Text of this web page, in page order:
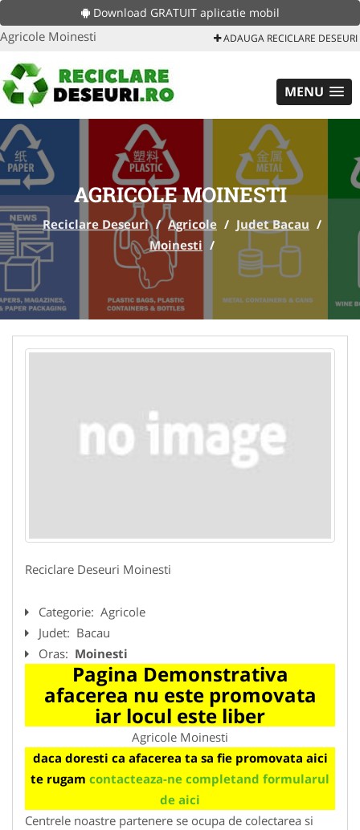
Download GRATUIT aplicatie mobil
Agricole Moinesti ADAUGA RECICLARE DESEURI
MENU
AGRICOLE MOINESTI
Reciclare Deseuri / Agricole / Judet Bacau /
Moinesti /
Reciclare Deseuri Moinesti
Categorie: Agricole
Judet: Bacau
Oras: Moinesti
Pagina Demonstrativa
afacerea nu este promovata
iar locul este liber
Agricole Moinesti
daca doresti ca afacerea ta sa fie promovata aici
te rugam contacteaza-ne completand formularul
de aici
Centrele noastre partenere se ocupa de colectarea si